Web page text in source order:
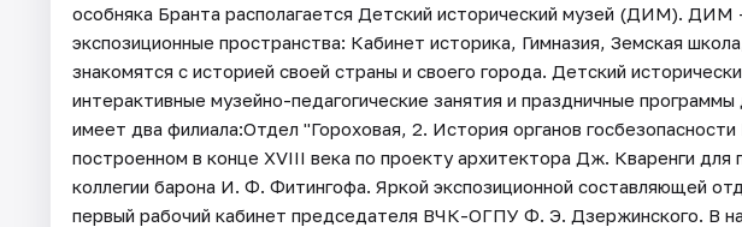
особняка Бранта располагается Детский исторический музей (ДИМ). ДИМ
экспозиционные пространства: Кабинет историка, Гимназия, Земская
знакомятся с историей своей страны и своего города. Детский
интерактивные музейно-педагогические занятия и праздничные
имеет два филиала:Отдел "Гороховая, 2. История органов
построенном в конце XVIII века по проекту архитектора Дж. Кваренги для
коллегии барона И. Ф. Фитингофа. Яркой экспозиционной составляющей
первый рабочий кабинет председателя ВЧК-ОГПУ Ф. Э. Дзержинского. В